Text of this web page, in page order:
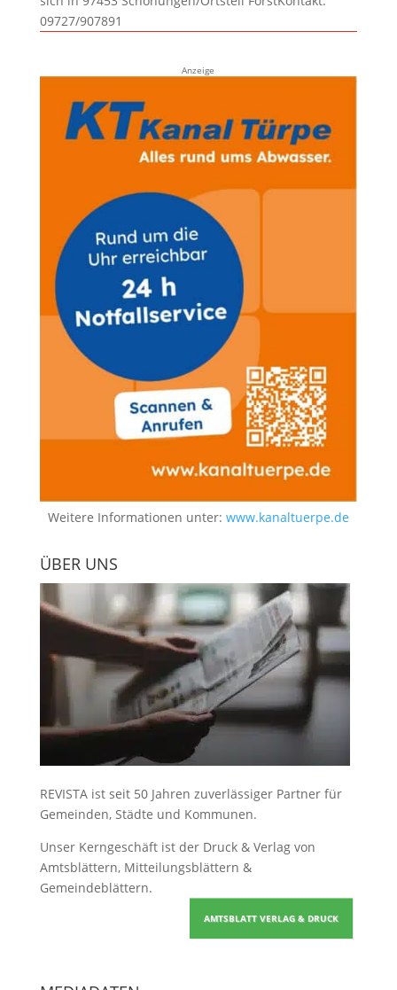
09727/907891
Anzeige
Weitere Informationen unter: www.kanaltuerpe.de
ÜBER UNS
REVISTA ist seit 50 Jahren zuverlässiger Partner für
Gemeinden, Städte und Kommunen.
Unser Kerngeschäft ist der Druck & Verlag von
Amtsblättern, Mitteilungsblättern &
Gemeindeblättern.
AMTSBLATT VERLAG & DRUCK